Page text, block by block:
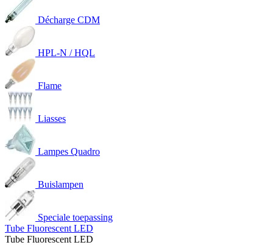
Décharge CDM
HPL-N / HQL
Flame
Liasses
Lampes Quadro
Buislampen
Speciale toepassing
Tube Fluorescent LED
Tube Fluorescent LED